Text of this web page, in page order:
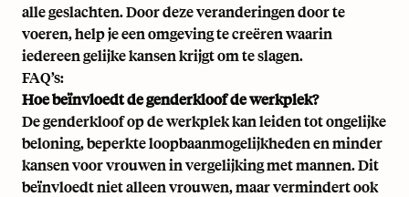
alle geslachten. Door deze veranderingen door te
voeren, help je een omgeving te creëren waarin
iedereen gelijke kansen krijgt om te slagen.
FAQ’s:
Hoe beïnvloedt de genderkloof de werkplek?
De genderkloof op de werkplek kan leiden tot ongelijke
beloning, beperkte loopbaanmogelijkheden en minder
kansen voor vrouwen in vergelijking met mannen. Dit
beïnvloedt niet alleen vrouwen, maar vermindert ook